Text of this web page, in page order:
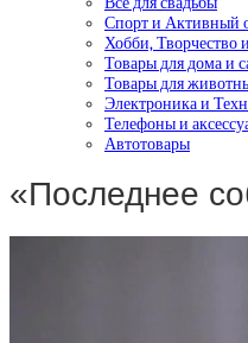
Спорт и Активный
Хобби, Творчество
Товары для дома и
Товары для
Электроника и
Телефоны и
Автотовары
«Последнее